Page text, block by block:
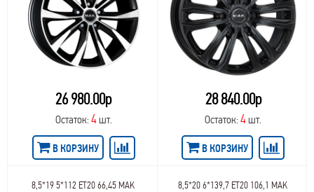
26 980.00р
Остаток: 4шт.
В КОРЗИНУ
28 840.00р
Остаток:4шт.
В КОРЗИНУ
8,5*19 5*112 ET20 66,45 MAK
8,5*20 6*139,7 ET20 106,1 MAK